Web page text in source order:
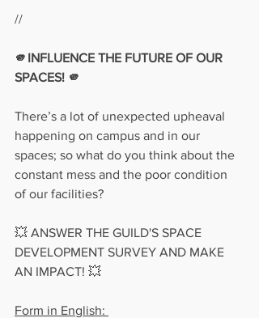
//
🫵INFLUENCE THE FUTURE OF OUR
SPACES! 🫵
There’s a lot of unexpected upheaval
happening on campus and in our
spaces; so what do you think about the
constant mess and the poor condition
of our facilities?
💥 ANSWER THE GUILD'S SPACE
DEVELOPMENT SURVEY AND MAKE
AN IMPACT! 💥
Form in English: